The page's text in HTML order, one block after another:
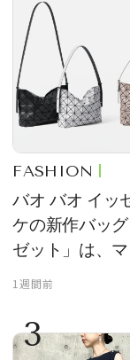
FASHION
バオ バオ イッ
ケの新作バッグ
ゼット」は、
1週間前
3